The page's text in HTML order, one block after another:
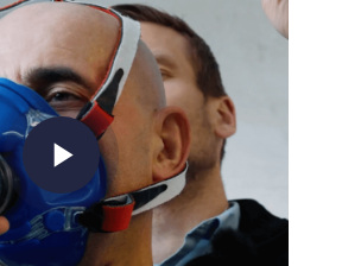
play_arrow